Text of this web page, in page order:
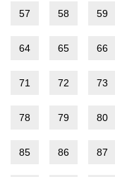
57 58 59
64 65 66
71 72 73
78 79 80
85 86 87